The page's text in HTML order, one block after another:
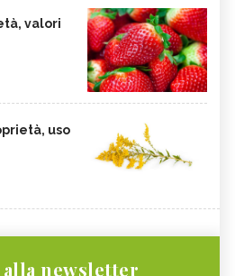
valori
uso
newsletter